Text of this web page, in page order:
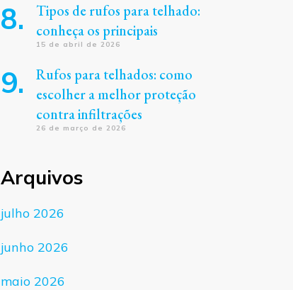
Tipos de rufos para telhado:
conheça os principais
15 de abril de 2026
Rufos para telhados: como
escolher a melhor proteção
contra infiltrações
26 de março de 2026
Arquivos
julho 2026
junho 2026
maio 2026